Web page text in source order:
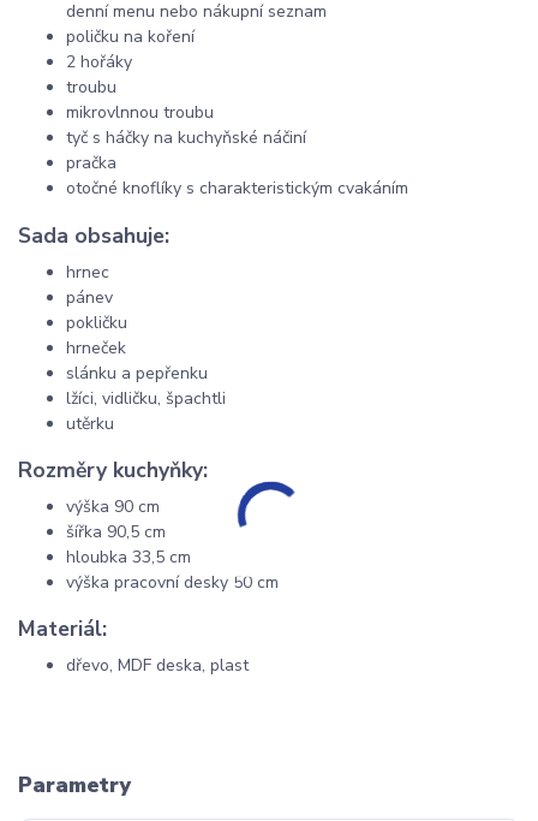
denní menu nebo nákupní seznam
poličku na koření
2 hořáky
troubu
mikrovlnnou troubu
tyč s háčky na kuchyňské náčiní
pračka
otočné knoflíky s charakteristickým cvakáním
Sada obsahuje:
hrnec
pánev
pokličku
hrneček
slánku a pepřenku
lžíci, vidličku, špachtli
utěrku
Rozměry kuchyňky:
výška 90 cm
šířka 90,5 cm
hloubka 33,5 cm
výška pracovní desky 50 cm
Materiál:
dřevo, MDF deska, plast
Parametry